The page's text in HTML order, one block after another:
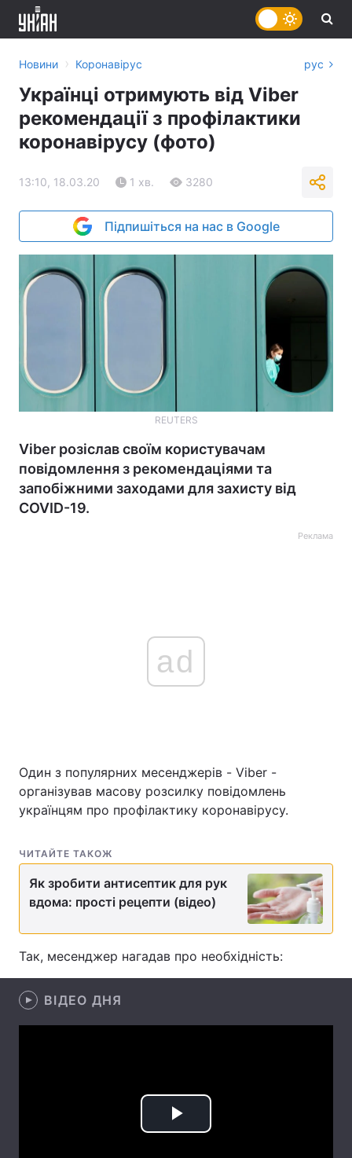
Головна Війна
Україна Політика
Техно і зв'язок Лайт
Здоров'я Туризм
Цікавинки
Статті
Новини › Коронавірус рус
Українці отримують від Viber
рекомендації з профілактики
коронавірусу (фото)
13:10, 18.03.20 1 хв. 3280
Підпишіться на нас в Google
REUTERS
Viber розіслав своїм користувачам
повідомлення з рекомендаціями та
запобіжними заходами для захисту від
COVID-19.
Реклама
ad
Один з популярних месенджерів - Viber -
організував масову розсилку повідомлень
українцям про профілактику коронавірусу.
ЧИТАЙТЕ ТАКОЖ
Як зробити антисептик для рук
вдома: прості рецепти (відео)
Так, месенджер нагадав про необхідність:
ВІДЕО ДНЯ
Play